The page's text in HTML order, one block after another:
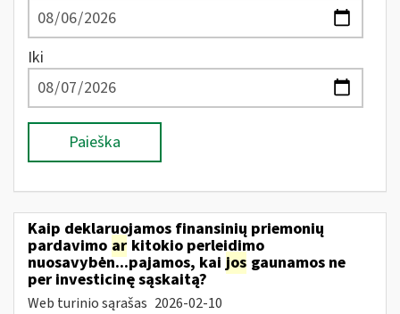
Iki
Paieška
Kaip deklaruojamos finansinių priemonių
pardavimo ar kitokio perleidimo
nuosavybėn...pajamos, kai jos gaunamos ne
per investicinę sąskaitą?
Web turinio sąrašas 2026-02-10